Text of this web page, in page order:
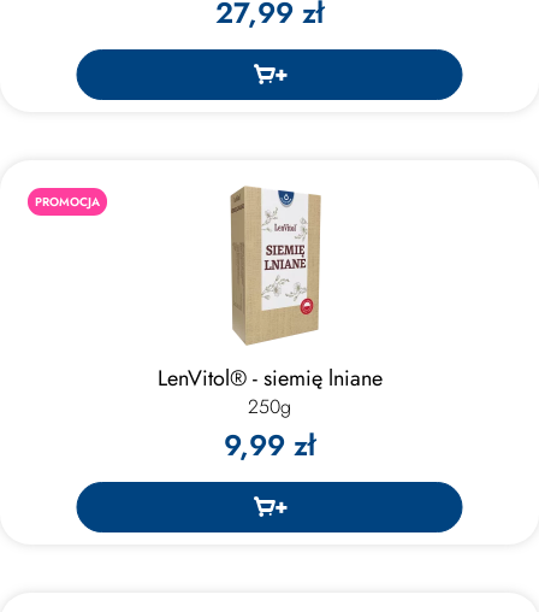
27,99 zł
PROMOCJA
LenVitol® - siemię lniane
250g
9,99 zł